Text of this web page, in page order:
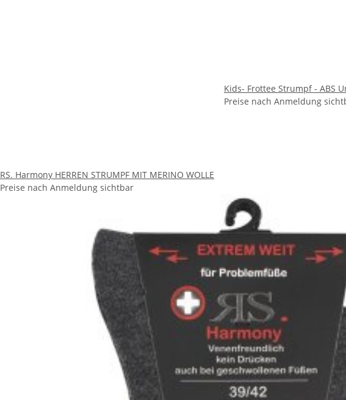
RS. Harmony HERREN STRUMPF MIT MERINO WOLLE
Preise nach Anmeldung sichtbar
Kids- Frottee Strumpf - ABS
Preise nach Anmeldung